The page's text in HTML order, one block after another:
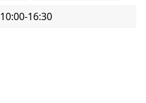
10:00-16:30